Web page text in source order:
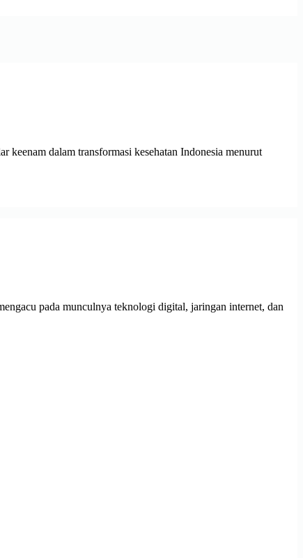
keenam dalam transformasi kesehatan Indonesia menurut
pada munculnya teknologi digital, jaringan internet, dan